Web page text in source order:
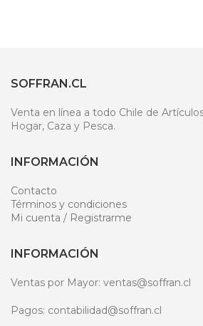
SOFFRAN.CL
Venta en línea a todo Chile de
Hogar, Caza y Pesca.
INFORMACIÓN
Contacto
Términos y condiciones
Mi cuenta / Registrarme
INFORMACIÓN
Ventas por Mayor: ventas@soffran.cl
Pagos: contabilidad@soffran.cl